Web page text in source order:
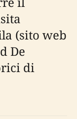
(sito web
De
di